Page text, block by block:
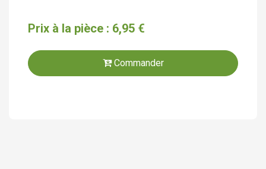
Prix à la pièce : 6,95 €
Commander